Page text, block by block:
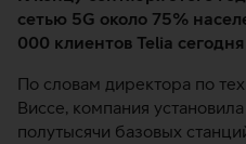
сетью 5G около 75%
000 клиентов Telia
По словам директора по
Виссе, компания
полутысячи базовых